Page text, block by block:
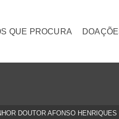
QUE PROCURA
DOUTOR AFONSO HENRIQUES